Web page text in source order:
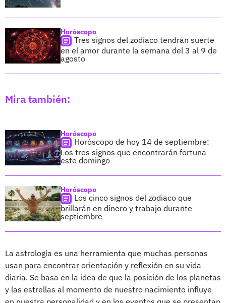
Horóscopo
Tres signos del zodiaco tendrán suerte
en el amor durante la semana del 3 al 9 de
agosto
Mira también:
Horóscopo
Horóscopo de hoy 14 de septiembre:
Los tres signos que encontrarán fortuna
este domingo
Horóscopo
Los cinco signos del zodiaco que
brillarán en dinero y trabajo durante
septiembre
La astrología es una herramienta que muchas personas
usan para encontrar orientación y reflexión en su vida
diaria. Se basa en la idea de que la posición de los planetas
y las estrellas al momento de nuestro nacimiento influye